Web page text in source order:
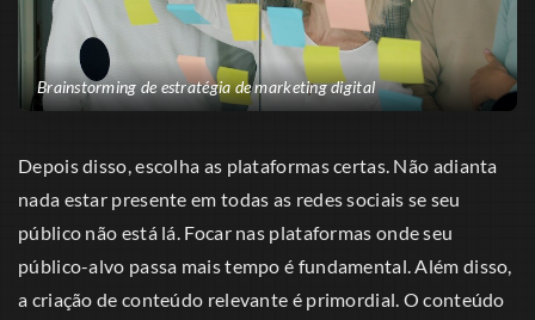
Brainstorming de estratégia de marketing digital
Depois disso, escolha as plataformas certas. Não adianta
nada estar presente em todas as redes sociais se seu
público não está lá. Focar nas plataformas onde seu
público-alvo passa mais tempo é fundamental. Além disso,
a criação de conteúdo relevante é primordial. O conteúdo